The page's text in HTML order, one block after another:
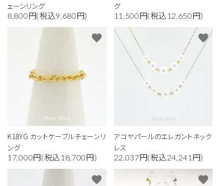
ェーンリング
8,800円(税込9,680円)
グ
11,500円(税込12,650円)
K18YG カットケーブルチェーンリ
ング
17,000円(税込18,700円)
favorite
アコヤパールのエレガントネック
レス
22,037円(税込24,241円)
favorite
favorite favorite